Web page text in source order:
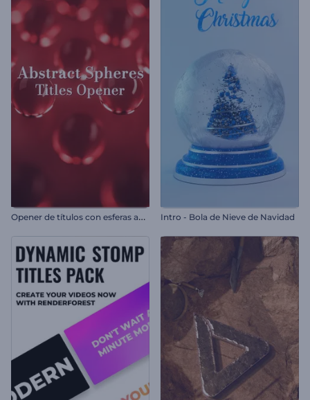
O
pener de títulos con esferas abstractas Intro - Bola de Nieve de Navidad